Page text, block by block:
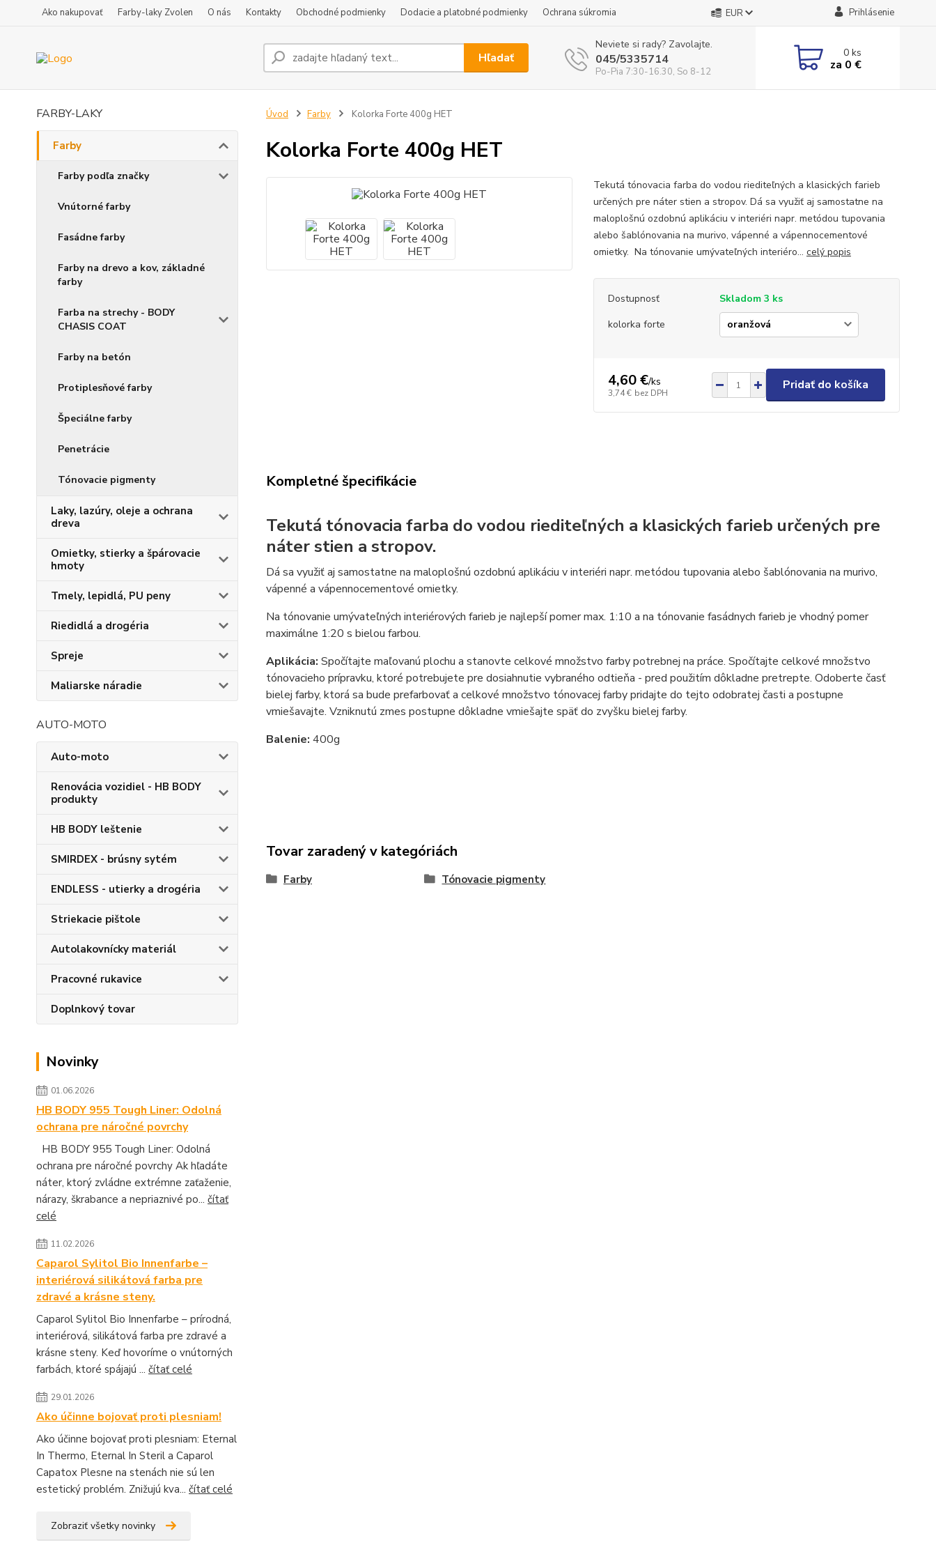
Ako nakupovať Farby-laky Zvolen O nás Kontakty Obchodné podmienky Dodacie a platobné podmienky Ochrana súkromia EUR Prihlásenie
Hľadať
Neviete si rady? Zavolajte.
045/5335714
Po-Pia 7:30-16.30, So 8-12
0ks
za 0 €
FARBY-LAKY
Farby
Farby podľa značky
Vnútorné farby
Fasádne farby
Farby na drevo a kov, základné
farby
Farba na strechy - BODY
CHASIS COAT
Farby na betón
Protiplesňové farby
Špeciálne farby
Penetrácie
Tónovacie pigmenty
Laky, lazúry, oleje a ochrana
dreva
Omietky, stierky a špárovacie
hmoty
Tmely, lepidlá, PU peny
Riedidlá a drogéria
Spreje
Maliarske náradie
AUTO-MOTO
Auto-moto
Renovácia vozidiel - HB BODY
produkty
HB BODY leštenie
SMIRDEX - brúsny sytém
ENDLESS - utierky a drogéria
Striekacie pištole
Autolakovnícky materiál
Pracovné rukavice
Doplnkový tovar
Novinky
01.06.2026
HB BODY 955 Tough Liner: Odolná
ochrana pre náročné povrchy
HB BODY 955 Tough Liner: Odolná
ochrana pre náročné povrchy Ak hľadáte
náter, ktorý zvládne extrémne zaťaženie,
nárazy, škrabance a nepriaznivé po... čítať
celé
11.02.2026
Caparol Sylitol Bio Innenfarbe –
interiérová silikátová farba pre
zdravé a krásne steny.
Caparol Sylitol Bio Innenfarbe – prírodná,
interiérová, silikátová farba pre zdravé a
krásne steny. Keď hovoríme o vnútorných
farbách, ktoré spájajú ... čítať celé
29.01.2026
Ako účinne bojovať proti plesniam!
Ako účinne bojovať proti plesniam: Eternal
In Thermo, Eternal In Steril a Caparol
Capatox Plesne na stenách nie sú len
estetický problém. Znižujú kva... čítať celé
Zobraziť všetky novinky
Úvod Farby Kolorka Forte 400g HET
Kolorka Forte 400g HET
Tekutá tónovacia farba do vodou riediteľných a klasických farieb
určených pre náter stien a stropov. Dá sa využiť aj samostatne na
maloplošnú ozdobnú aplikáciu v interiéri napr. metódou tupovania
alebo šablónovania na murivo, vápenné a vápennocementové
omietky. Na tónovanie umývateľných interiéro... celý popis
Dostupnosť
Skladom 3 ks
kolorka forte
4,60 €/ks
3,74 € bez DPH
Pridať do košíka
Kompletné špecifikácie
Tekutá tónovacia farba do vodou riediteľných a klasických farieb určených pre
náter stien a stropov.
Dá sa využiť aj samostatne na maloplošnú ozdobnú aplikáciu v interiéri napr. metódou tupovania alebo šablónovania na murivo,
vápenné a vápennocementové omietky.
Na tónovanie umývateľných interiérových farieb je najlepší pomer max. 1:10 a na tónovanie fasádnych farieb je vhodný pomer
maximálne 1:20 s bielou farbou.
Aplikácia: Spočítajte maľovanú plochu a stanovte celkové množstvo farby potrebnej na práce. Spočítajte celkové množstvo
tónovacieho prípravku, ktoré potrebujete pre dosiahnutie vybraného odtieňa - pred použitím dôkladne pretrepte. Odoberte časť
bielej farby, ktorá sa bude prefarbovať a celkové množstvo tónovacej farby pridajte do tejto odobratej časti a postupne
vmiešavajte. Vzniknutú zmes postupne dôkladne vmiešajte späť do zvyšku bielej farby.
Balenie: 400g
Tovar zaradený v kategóriách
Farby Tónovacie pigmenty